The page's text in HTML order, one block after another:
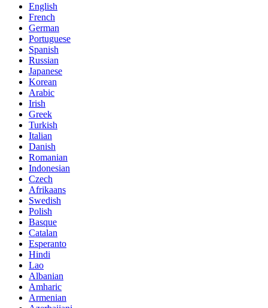
English
French
German
Portuguese
Spanish
Russian
Japanese
Korean
Arabic
Irish
Greek
Turkish
Italian
Danish
Romanian
Indonesian
Czech
Afrikaans
Swedish
Polish
Basque
Catalan
Esperanto
Hindi
Lao
Albanian
Amharic
Armenian